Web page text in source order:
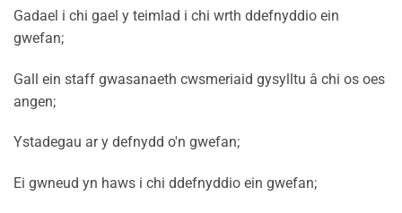
Gadael i chi gael y teimlad i chi wrth ddefnyddio ein
gwefan;
Gall ein staff gwasanaeth cwsmeriaid gysylltu â chi os oes
angen;
Ystadegau ar y defnydd o'n gwefan;
Ei gwneud yn haws i chi ddefnyddio ein gwefan;